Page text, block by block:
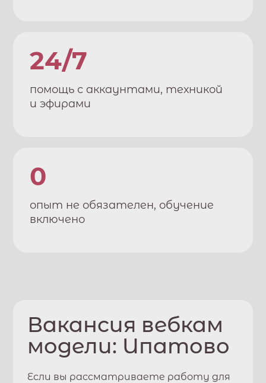
24/7
помощь с аккаунтами, техникой
и эфирами
0
опыт не обязателен, обучение
включено
Вакансия вебкам
модели: Ипатово
Если вы рассматриваете работу для